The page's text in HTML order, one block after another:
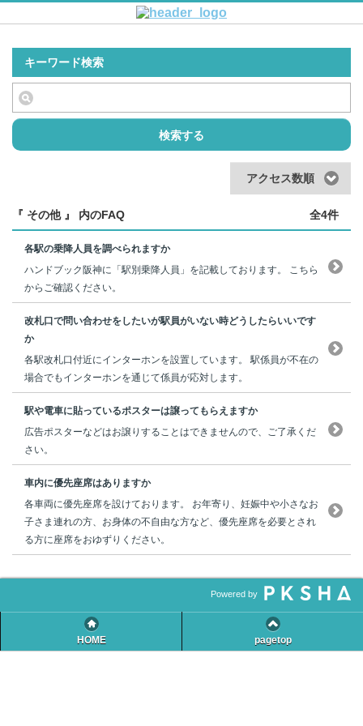
キーワード検索
検索する
アクセス数順
『 その他 』 内のFAQ 全4件
各駅の乗降人員を調べられますか
ハンドブック阪神に「駅別乗降人員」を記載しております。 こちら
からご確認ください。
改札口で問い合わせをしたいが駅員がいない時どうしたらいいです
か
各駅改札口付近にインターホンを設置しています。 駅係員が不在の
場合でもインターホンを通じて係員が応対します。
駅や電車に貼っているポスターは譲ってもらえますか
広告ポスターなどはお譲りすることはできませんので、ご了承くだ
さい。
車内に優先座席はありますか
各車両に優先座席を設けております。 お年寄り、妊娠中や小さなお
子さま連れの方、お身体の不自由な方など、優先座席を必要とされ
る方に座席をおゆずりください。
Powered by
HOME pagetop